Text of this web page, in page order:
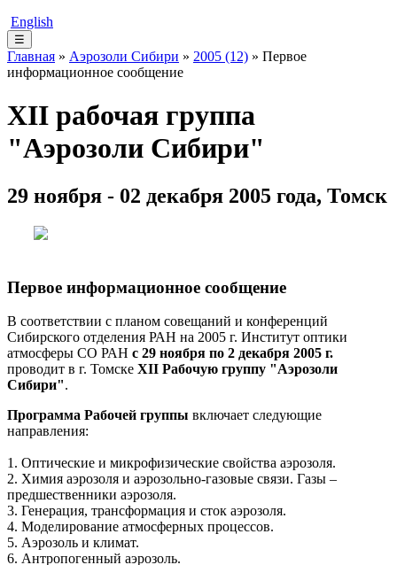
English
☰
Главная » Аэрозоли Сибири » 2005 (12) » Первое
информационное сообщение
XII рабочая группа
"Аэрозоли Сибири"
29 ноября - 02 декабря 2005 года, Томск
Первое информационное сообщение
В соответствии с планом совещаний и конференций
Сибирского отделения РАН на 2005 г. Институт оптики
атмосферы СО РАН с 29 ноября по 2 декабря 2005 г.
проводит в г. Томске XII Рабочую группу "Аэрозоли
Сибири".
Программа Рабочей группы включает следующие
направления:
1. Оптические и микрофизические свойства аэрозоля.
2. Химия аэрозоля и аэрозольно-газовые связи. Газы –
предшественники аэрозоля.
3. Генерация, трансформация и сток аэрозоля.
4. Моделирование атмосферных процессов.
5. Аэрозоль и климат.
6. Антропогенный аэрозоль.